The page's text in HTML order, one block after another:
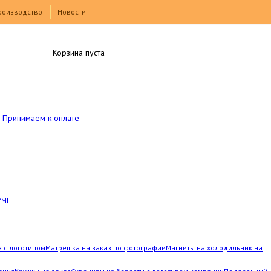
Новости
с логотипомМатрешка на заказ по фотографииМагниты на холодильник на
Принимаем к оплате
Корзина пуста